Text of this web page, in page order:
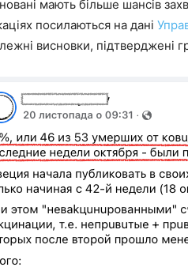
мають більше шансів
посилаються на дані
висновки, підтверджені